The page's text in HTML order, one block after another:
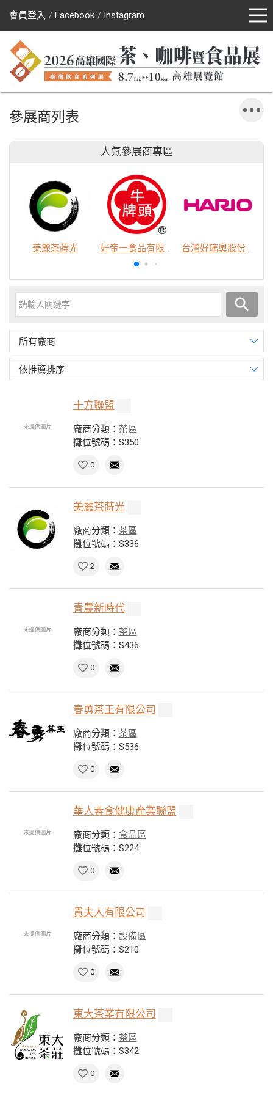
會員登入 Facebook Instagram
參展商列表
人氣參展商專區
美麗茶蒔光 好帝一食品有限公司 台灣好璃奧股份有限公司
所有廠商
依推薦排序
十方聯盟
廠商分類： 茶區
攤位號碼：S350
0
美麗茶蒔光
廠商分類： 茶區
攤位號碼：S336
2
青農新時代
廠商分類： 茶區
攤位號碼：S436
0
春勇茶王有限公司
廠商分類： 茶區
攤位號碼：S536
0
華人素食健康產業聯盟
廠商分類： 食品區
攤位號碼：S224
0
貴夫人有限公司
廠商分類： 設備區
攤位號碼：S210
0
東大茶業有限公司
廠商分類： 茶區
攤位號碼：S342
0